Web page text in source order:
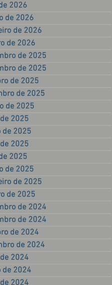
2026
de 2026
de 2026
de 2026
de 2025
de 2025
de 2025
de 2025
de 2025
2025
de 2025
2025
2025
de 2025
de 2025
de 2025
de 2024
de 2024
de 2024
de 2024
2024
de 2024
2024